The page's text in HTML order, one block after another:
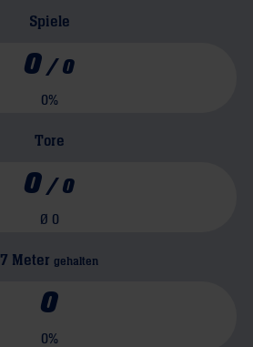
Spiele
0/ 0
0%
Tore
0/ 0
Ø 0
7 Meter gehalten
0
0%